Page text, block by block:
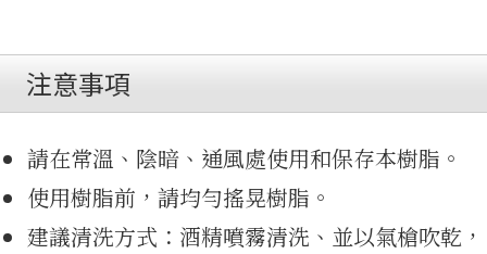
源
注意事項
請在常溫、陰暗、通風處使用和保存本樹脂。
使用樹脂前，請均勻搖晃樹脂。
建議清洗方式：酒精噴霧清洗、並以氣槍吹乾，